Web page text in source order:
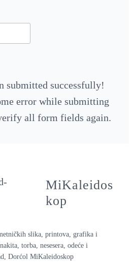
submitted successfully!
error while submitting
all form fields again.
MiKaleidos
kop
slika, printova, grafika i
torba, nesesera, odeće i
Dorćol MiKaleidoskop